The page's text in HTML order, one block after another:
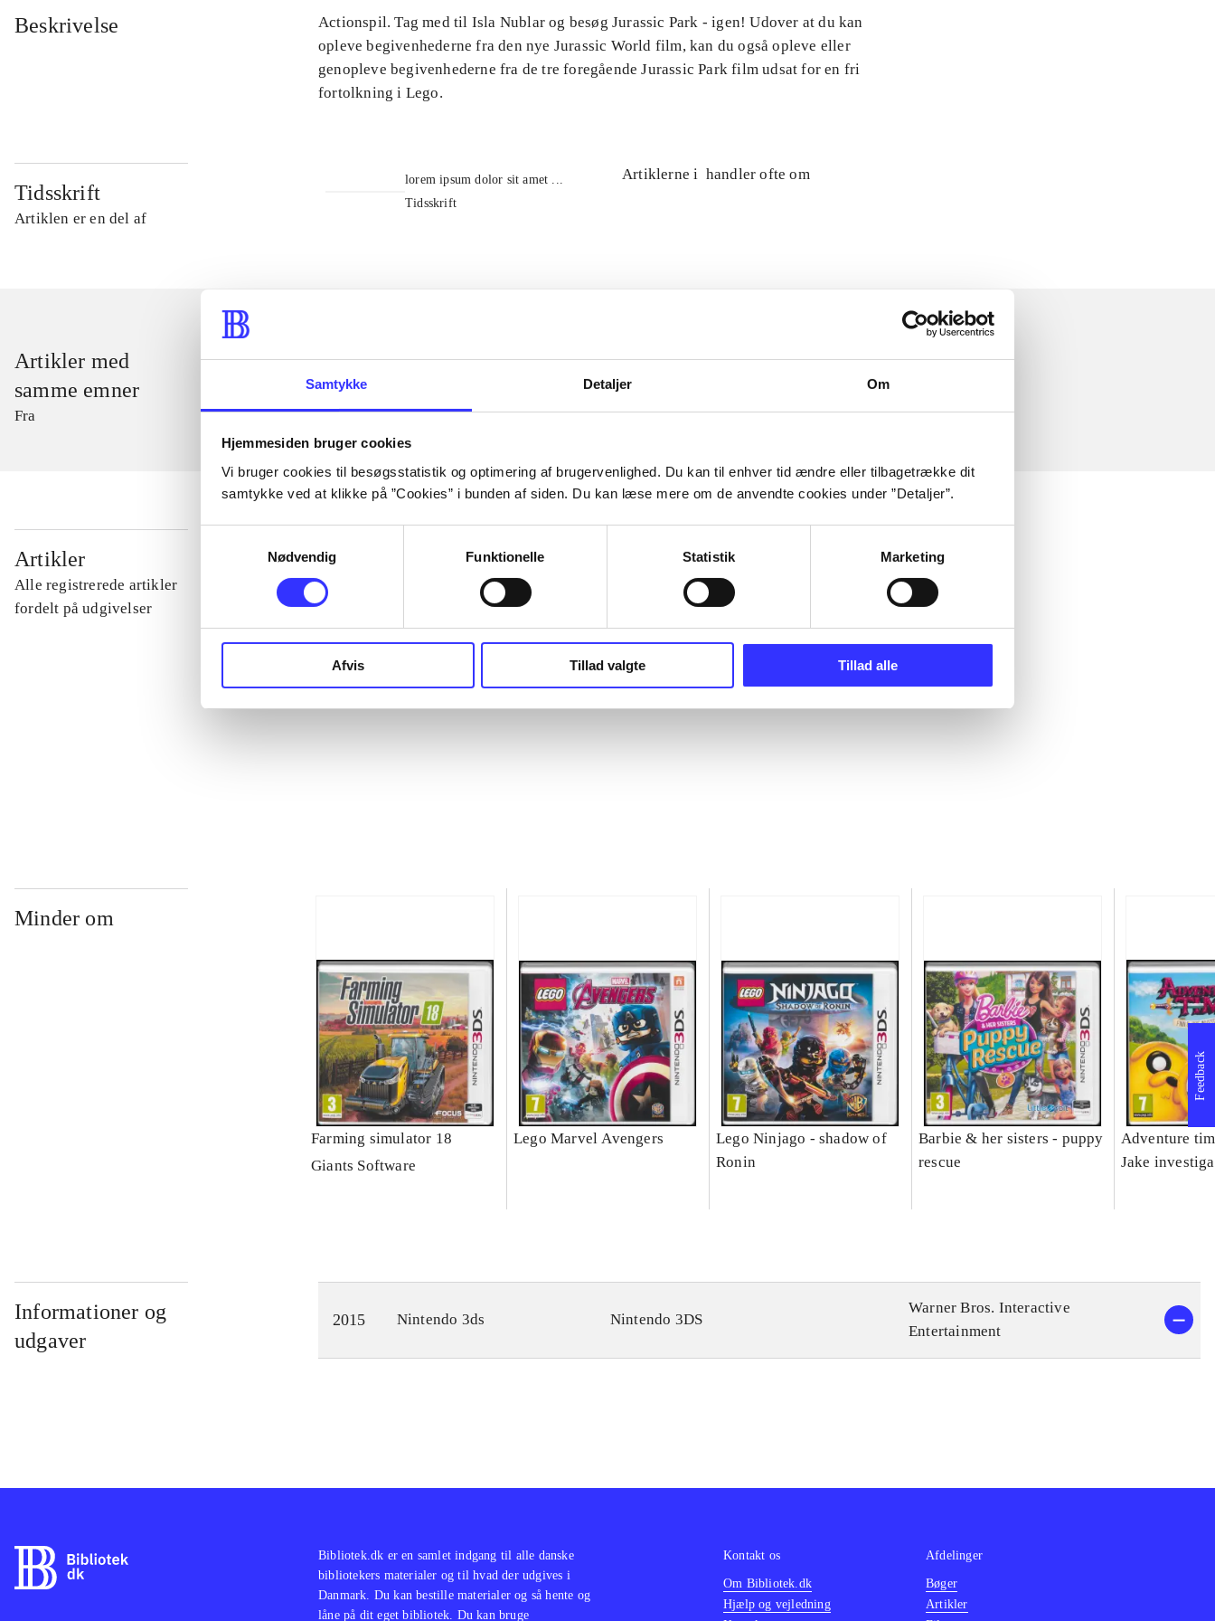
Samtykke Detaljer Om
Hjemmesiden bruger cookies
Vi bruger cookies til besøgsstatistik og optimering af brugervenlighed. Du kan til enhver tid ændre eller tilbagetrække dit
samtykke ved at klikke på ”Cookies” i bunden af siden. Du kan læse mere om de anvendte cookies under ”Detaljer”.
Nødvendig
Funktionelle Statistik Marketing
Afvis Tillad valgte Tillad alle
Beskrivelse
Actionspil. Tag med til Isla Nublar og besøg Jurassic Park - igen! Udover at du kan
opleve begivenhederne fra den nye Jurassic World film, kan du også opleve eller
genopleve begivenhederne fra de tre foregående Jurassic Park film udsat for en fri
fortolkning i Lego.
Tidsskrift
Artiklen er en del af
lorem ipsum dolor sit amet ...
Tidsskrift
Artiklerne i handler ofte om
Artikler med
samme emner
Fra
Artikler
Alle registrerede artikler
fordelt på udgivelser
...
Minder om
Farming simulator 18
Giants Software
Lego Marvel Avengers
Lego Ninjago - shadow of
Ronin
Barbie & her sisters - puppy
rescue
Adventure
Jake
Informationer og
udgaver
2015 Nintendo 3ds Nintendo 3DS
Warner Bros. Interactive
Entertainment
Feedback
Bibliotek.dk er en samlet indgang til alle danske
bibliotekers materialer og til hvad der udgives i
Danmark. Du kan bestille materialer og så hente og
låne på dit eget bibliotek. Du kan bruge
Kontakt os
Om Bibliotek.dk
Hjælp og vejledning
Afdelinger
Bøger
Artikler